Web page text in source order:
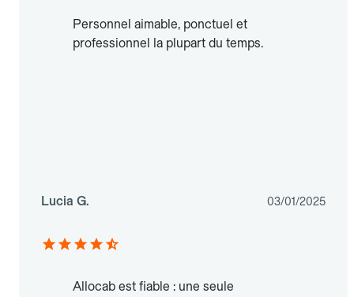
Personnel aimable, ponctuel et
professionnel la plupart du temps.
Lucia G. 03/01/2025
Allocab est fiable : une seule